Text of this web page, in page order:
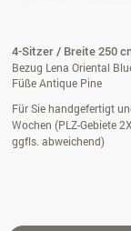
4-Sitzer / Breite 250
Bezug Lena Oriental
Füße Antique Pine
Für Sie handgefertigt
Wochen (PLZ-Gebiete
ggfls. abweichend)